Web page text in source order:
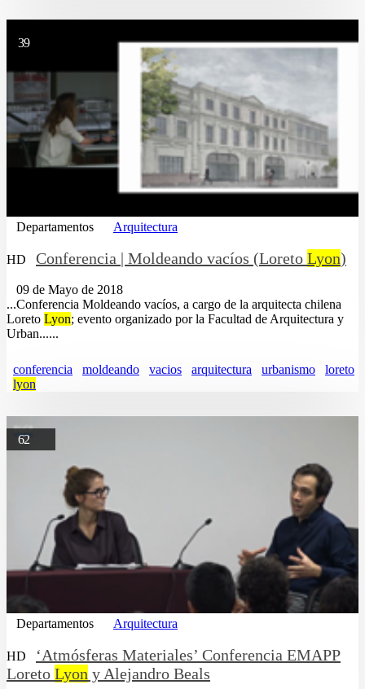
39
Departamentos Arquitectura
HD Conferencia | Moldeando vacíos (Loreto Lyon)
09 de Mayo de 2018
...Conferencia Moldeando vacíos, a cargo de la arquitecta chilena
Loreto Lyon; evento organizado por la Facultad de Arquitectura y
Urban......
conferencia moldeando vacios arquitectura urbanismo
loreto
lyon
62
Departamentos Arquitectura
HD
‘Atmósferas Materiales’ Conferencia EMAPP
Loreto Lyon y Alejandro Beals